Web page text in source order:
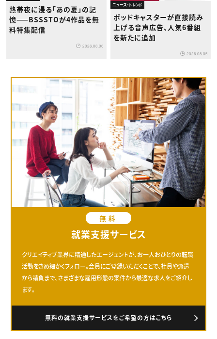
熱帯夜に浸る「あの夏」の記
憶——BSSSTOが4作品を無
料特集配信
2026.08.06
ニュース・トレンド
ポッドキャスターが直接読み
上げる音声広告、人気6番組
を新たに追加
2026.08.05
無料
就業支援サービス
クリエイティブ業界に精通したエージェントが、お一人おひとりの転職
活動をきめ細かくフォロー。会員にご登録いただくことで、社員や派遣
から請負まで、さまざまな雇用形態の案件から最適な求人をご紹介し
ます。
無料の就業支援サービスをご希望の方はこちら